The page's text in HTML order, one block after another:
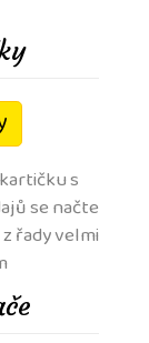
s
se načte
řady velmi